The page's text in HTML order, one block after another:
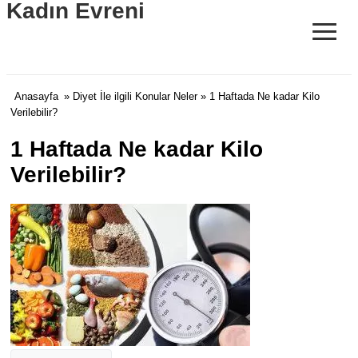
Kadın Evreni ≡
Anasayfa » Diyet İle ilgili Konular Neler» 1 Haftada Ne kadar Kilo
Verilebilir?
1 Haftada Ne kadar Kilo
Verilebilir?